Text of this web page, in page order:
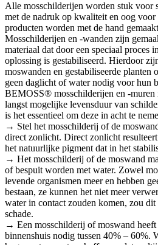
Alle mosschilderijen worden stuk voor
met de nadruk op kwaliteit en oog
producten worden met de hand
Mosschilderijen en -wanden zijn
materiaal dat door een speciaal proces
oplossing is gestabiliseerd. Hierdoor
moswanden en gestabiliseerde planten
geen daglicht of water nodig voor hun
BEMOSS® mosschilderijen en -muren
langst mogelijke levensduur van
is het essentieel om deze in acht te
→ Stel het mosschilderij of de
direct zonlicht. Direct zonlicht
het natuurlijke pigment dat in het
→ Het mosschilderij of de moswand
of bespuit worden met water. Zowel
levende organismen meer en hebben
bestaan, ze kunnen het niet meer
water in contact zouden komen, zou
schade.
→ Een mosschilderij of moswand
binnenshuis nodig tussen 40% – 60%.